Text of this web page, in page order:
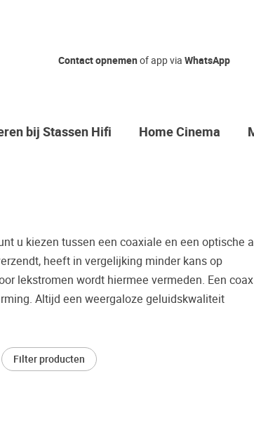
Nog geen
Palazzo luisterkasteel te
Maak een luisterafspraak.
Contact opnemenof app via WhatsApp
bij Stassen Hifi Home Cinema
u kiezen tussen een coaxiale en een optische
heeft in vergelijking minder kans op
lekstromen wordt hiermee vermeden. Een
Altijd een weergaloze geluidskwaliteit
Filter producten